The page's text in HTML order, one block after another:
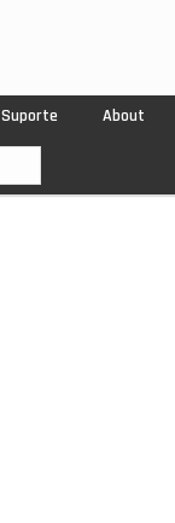
Suporte About